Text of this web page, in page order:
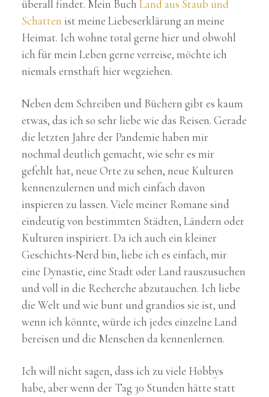
überall findet. Mein Buch Land aus Staub und
Schatten ist meine Liebeserklärung an meine
Heimat. Ich wohne total gerne hier und obwohl
ich für mein Leben gerne verreise, möchte ich
niemals ernsthaft hier wegziehen.
Neben dem Schreiben und Büchern gibt es kaum
etwas, das ich so sehr liebe wie das Reisen. Gerade
die letzten Jahre der Pandemie haben mir
nochmal deutlich gemacht, wie sehr es mir
gefehlt hat, neue Orte zu sehen, neue Kulturen
kennenzulernen und mich einfach davon
inspieren zu lassen. Viele meiner Romane sind
eindeutig von bestimmten Städten, Ländern oder
Kulturen inspiriert. Da ich auch ein kleiner
Geschichts-Nerd bin, liebe ich es einfach, mir
eine Dynastie, eine Stadt oder Land rauszusuchen
und voll in die Recherche abzutauchen. Ich liebe
die Welt und wie bunt und grandios sie ist, und
wenn ich könnte, würde ich jedes einzelne Land
bereisen und die Menschen da kennenlernen.
Ich will nicht sagen, dass ich zu viele Hobbys
habe, aber wenn der Tag 30 Stunden hätte statt